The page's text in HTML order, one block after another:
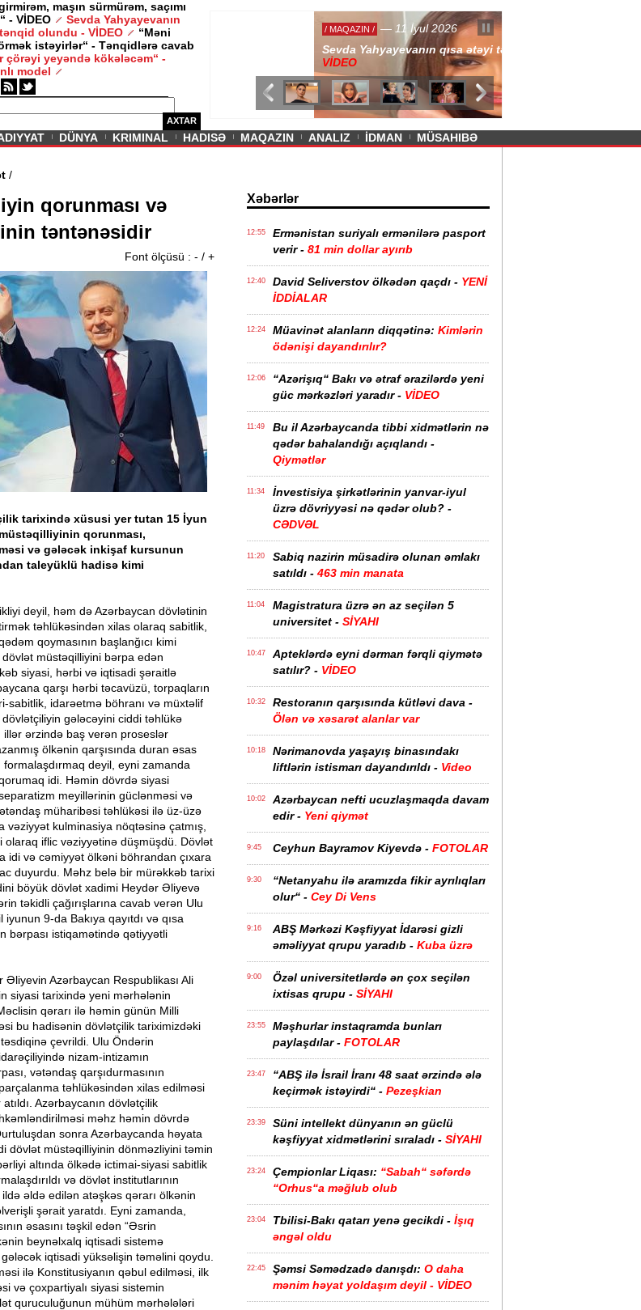
maşın sürmürəm, saçımı
- VİDEO
Sevda Yahyayevanın
olundu - VİDEO
“Məni
istəyirlər“ - Tənqidlərə cavab
çörəyi yeyəndə kökələcəm“ -
model
AXTAR
— 11 İyul 2026
Sevda Yahyayevanın qısa ətəyi tənqid olundu -
DÜNYA KRIMINAL HADISƏ MAQAZIN ANALIZ İDMAN MÜSAHIBƏ
qiymət
qorunması və
təntənəsidir
Font ölçüsü : - / +
tarixində xüsusi yer tutan 15 İyun
qorunması,
və gələcək inkişaf kursunun
taleyüklü hadisə kimi
deyil, həm də Azərbaycan dövlətinin
təhlükəsindən xilas olaraq sabitlik,
qoymasının başlanğıcı kimi
müstəqilliyini bərpa edən
siyasi, hərbi və iqtisadi şəraitlə
qarşı hərbi təcavüzü, torpaqların
sabitlik, idarəetmə böhranı və müxtəlif
gələcəyini ciddi təhlükə
ərzində baş verən proseslər
ölkənin qarşısında duran əsas
formalaşdırmaq deyil, eyni zamanda
idi. Həmin dövrdə siyasi
meyillərinin güclənməsi və
müharibəsi təhlükəsi ilə üz-üzə
vəziyyət kulminasiya nöqtəsinə çatmış,
iflic vəziyyətinə düşmüşdü. Dövlət
idi və cəmiyyət ölkəni böhrandan çıxara
duyurdu. Məhz belə bir mürəkkəb tarixi
böyük dövlət xadimi Heydər Əliyevə
təkidli çağırışlarına cavab verən Ulu
9-da Bakıya qayıtdı və qısa
bərpası istiqamətində qətiyyətli
Azərbaycan Respublikası Ali
siyasi tarixində yeni mərhələnin
qərarı ilə həmin günün Milli
bu hadisənin dövlətçilik tariximizdəki
çevrildi. Ulu Öndərin
nizam-intizamın
vətəndaş qarşıdurmasının
parçalanma təhlükəsindən xilas edilməsi
Azərbaycanın dövlətçilik
məhz həmin dövrdə
sonra Azərbaycanda həyata
dövlət müstəqilliyinin dönməzliyini təmin
altında ölkədə ictimai-siyasi sabitlik
və dövlət institutlarının
əldə edilən atəşkəs qərarı ölkənin
şərait yaratdı. Eyni zamanda,
əsasını təşkil edən “Əsrin
beynəlxalq iqtisadi sistemə
iqtisadi yüksəlişin təməlini qoydu.
ilə Konstitusiyanın qəbul edilməsi, ilk
və çoxpartiyalı siyasi sistemin
quruculuğunun mühüm mərhələləri
Xəbərlər
12:55
Ermənistan suriyalı ermənilərə pasport
verir - 81 min dollar ayırıb
12:40 David Seliverstov ölkədən qaçdı - YENİ
İDDİALAR
12:24 Müavinət alanların diqqətinə: Kimlərin
ödənişi dayandırılır?
12:06
“Azərişıq“ Bakı və ətraf ərazilərdə yeni
güc mərkəzləri yaradır - VİDEO
11:49
Bu il Azərbaycanda tibbi xidmətlərin nə
qədər bahalandığı açıqlandı -
Qiymətlər
11:34
İnvestisiya şirkətlərinin yanvar-iyul
üzrə dövriyyəsi nə qədər olub? -
CƏDVƏL
11:20
Sabiq nazirin müsadirə olunan əmlakı
satıldı - 463 min manata
11:04
Magistratura üzrə ən az seçilən 5
universitet - SİYAHI
10:47
Apteklərdə eyni dərman fərqli qiymətə
satılır? - VİDEO
10:32
Restoranın qarşısında kütləvi dava -
Ölən və xəsarət alanlar var
10:18
Nərimanovda yaşayış binasındakı
liftlərin istismarı dayandırıldı - Video
10:02
Azərbaycan nefti ucuzlaşmaqda davam
edir - Yeni qiymət
9:45 Ceyhun Bayramov Kiyevdə - FOTOLAR
9:30
“Netanyahu ilə aramızda fikir ayrılıqları
olur“ - Cey Di Vens
9:16
ABŞ Mərkəzi Kəşfiyyat İdarəsi gizli
əməliyyat qrupu yaradıb - Kuba üzrə
9:00
Özəl universitetlərdə ən çox seçilən
ixtisas qrupu - SİYAHI
23:55
Məşhurlar instaqramda bunları
paylaşdılar - FOTOLAR
23:47
“ABŞ ilə İsrail İranı 48 saat ərzində ələ
keçirmək istəyirdi“ - Pezeşkian
23:39
Süni intellekt dünyanın ən güclü
kəşfiyyat xidmətlərini sıraladı - SİYAHI
23:24 Çempionlar Liqası: “Sabah“ səfərdə
“Orhus“a məğlub olub
23:04 Tbilisi-Bakı qatarı yenə gecikdi - İşıq
əngəl oldu
22:45 Şəmsi Səmədzadə danışdı: O daha
mənim həyat yoldaşım deyil - VİDEO